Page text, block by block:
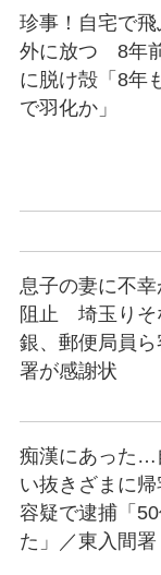
珍事！自宅で
外に放つ 8年
に脱け殻「8年
で羽化か」
息子の妻に不
阻止 埼玉りそ
銀、郵便局員
署が感謝状
痴漢にあった…
い抜きざまに
容疑で逮捕「
た」／東入間署